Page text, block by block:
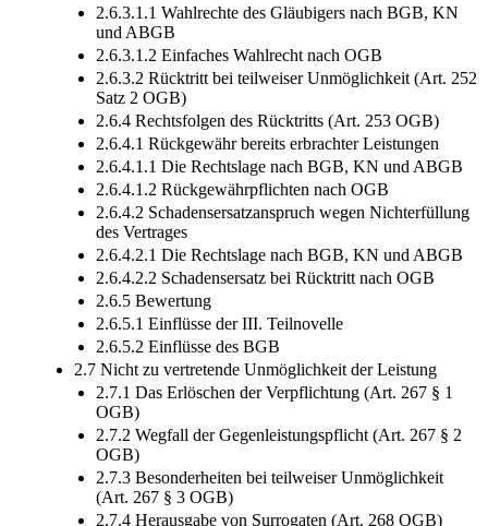
2.6.3.1.1 Wahlrechte des Gläubigers nach BGB, KN
und ABGB
2.6.3.1.2 Einfaches Wahlrecht nach OGB
2.6.3.2 Rücktritt bei teilweiser Unmöglichkeit (Art. 252
Satz 2 OGB)
2.6.4 Rechtsfolgen des Rücktritts (Art. 253 OGB)
2.6.4.1 Rückgewähr bereits erbrachter Leistungen
2.6.4.1.1 Die Rechtslage nach BGB, KN und ABGB
2.6.4.1.2 Rückgewährpflichten nach OGB
2.6.4.2 Schadensersatzanspruch wegen Nichterfüllung
des Vertrages
2.6.4.2.1 Die Rechtslage nach BGB, KN und ABGB
2.6.4.2.2 Schadensersatz bei Rücktritt nach OGB
2.6.5 Bewertung
2.6.5.1 Einflüsse der III. Teilnovelle
2.6.5.2 Einflüsse des BGB
2.7 Nicht zu vertretende Unmöglichkeit der Leistung
2.7.1 Das Erlöschen der Verpflichtung (Art. 267 § 1
OGB)
2.7.2 Wegfall der Gegenleistungspflicht (Art. 267 § 2
OGB)
2.7.3 Besonderheiten bei teilweiser Unmöglichkeit
(Art. 267 § 3 OGB)
2.7.4 Herausgabe von Surrogaten (Art. 268 OGB)